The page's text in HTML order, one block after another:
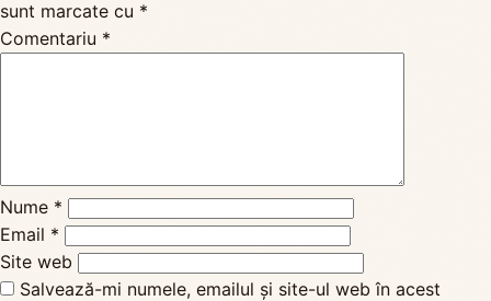
sunt marcate cu *
Comentariu *
Nume *
Email *
Site web
Salvează-mi numele, emailul și site-ul web în acest